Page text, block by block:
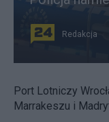
Redakcja
Port Lotniczy
Marrakeszu i